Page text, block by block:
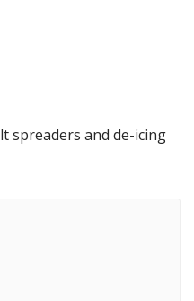
spreaders and de-icing